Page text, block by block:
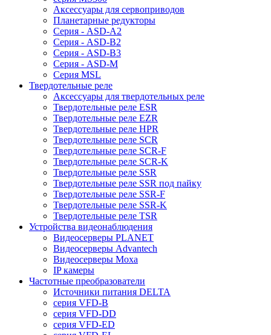
Аксессуары для сервоприводов
Планетарные редукторы
Серия - ASD-A2
Серия - ASD-B2
Серия - ASD-B3
Серия - ASD-M
Серия MSL
Твердотельные реле
Аксессуары для твердотельных реле
Твердотельные реле ESR
Твердотельные реле EZR
Твердотельные реле HPR
Твердотельные реле SCR
Твердотельные реле SCR-F
Твердотельные реле SCR-K
Твердотельные реле SSR
Твердотельные реле SSR под пайку
Твердотельные реле SSR-F
Твердотельные реле SSR-K
Твердотельные реле TSR
Устройства видеонаблюдения
Видеосерверы PLANET
Видеосерверы Advantech
Видеосерверы Moxa
IP камеры
Частотные преобразователи
Источники питания DELTA
серия VFD-B
серия VFD-DD
серия VFD-ED